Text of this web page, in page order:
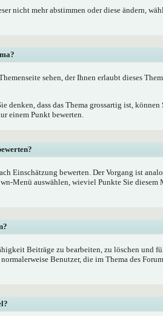
nicht mehr abstimmen oder diese ändern,
sehen, der Ihnen erlaubt dieses
dass das Thema grossartig ist, können
einem Punkt bewerten.
Einschätzung bewerten. Der Vorgang ist
Menü auswählen, wieviel Punkte Sie diesem
Beiträge zu bearbeiten, zu löschen und
Benutzer, die im Thema des